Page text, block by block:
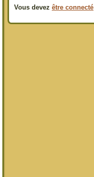
Vous devez être connecté